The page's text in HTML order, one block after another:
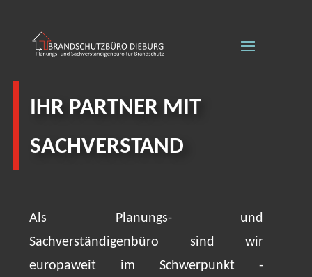
IHR PARTNER MIT
SACHVERSTAND
Als Planungs- und
Sachverständigenbüro sind wir
europaweit im Schwerpunkt -